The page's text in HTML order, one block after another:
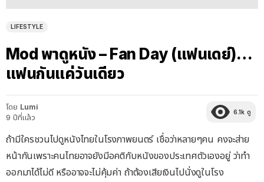
LIFESTYLE
Mod พาดูหนัง – Fan Day (แฟนเดย์)…
แฟนกันแค่วันเดียว
โดย Lumi
9 ปีที่แล้ว
6.1k ดู
ถ้ามีใครชวนไปดูหนังไทยในโรงภาพยนตร์ เชื่อว่าหลายๆคน คงจะส่าย
หน้ากันเพราะคนไทยอาจยังมีอคติกับหนังของประเทศตัวเองอยู่ ว่าทำ
ออกมาได้ไม่ดี หรืออาจจะไม่คุ้มค่า ถ้าต้องเสียเงินไปนั่งดูในโรง